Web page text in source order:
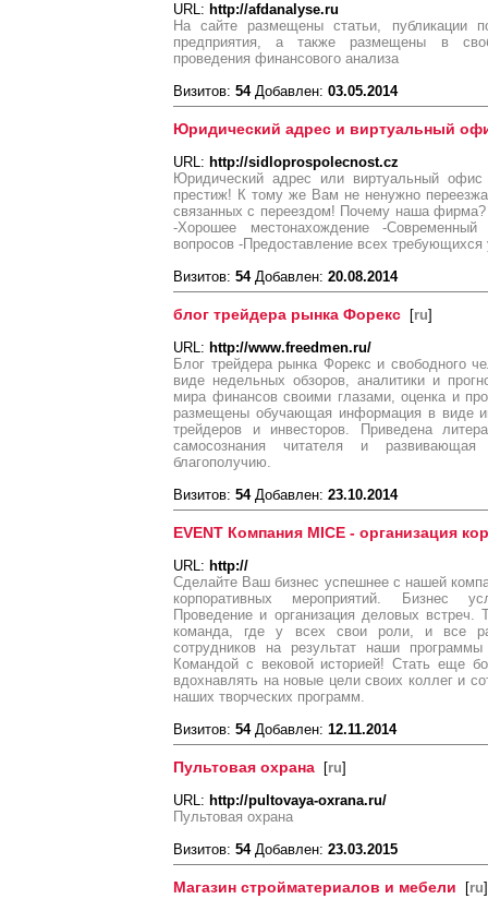
URL: http://afdanalyse.ru
На сайте размещены статьи, публикации
предприятия, а также размещены в
проведения финансового анализа
Визитов: 54Добавлен: 03.05.2014
Юридический адрес и виртуальный
URL: http://sidloprospolecnost.cz
Юридический адрес или виртуальный
престиж! К тому же Вам не ненужно
связанных с переездом! Почему наша
-Хорошее местонахождение -
вопросов -Предоставление всех требующихся
Визитов: 54Добавлен: 20.08.2014
блог трейдера рынка Форекс [ru]
URL: http://www.freedmen.ru/
Блог трейдера рынка Форекс и свободного
виде недельных обзоров, аналитики и
мира финансов своими глазами, оценка и
размещены обучающая информация в виде
трейдеров и инвесторов. Приведена
самосознания читателя и
благополучию.
Визитов: 54Добавлен: 23.10.2014
EVENT Компания MICE - организация
URL: http://
Сделайте Ваш бизнес успешнее с нашей
корпоративных мероприятий. Бизнес
Проведение и организация деловых встреч.
команда, где у всех свои роли, и все
сотрудников на результат наши
Командой с вековой историей! Стать еще
вдохнавлять на новые цели своих коллег и
наших творческих программ.
Визитов: 54Добавлен: 12.11.2014
Пультовая охрана [ru]
URL: http://pultovaya-oxrana.ru/
Пультовая охрана
Визитов: 54Добавлен: 23.03.2015
Магазин стройматериалов и мебели [ru]